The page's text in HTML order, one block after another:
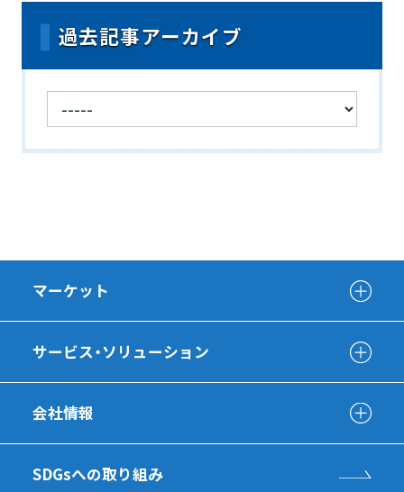
過去記事アーカイブ
マーケット
サービス・ソリューション
会社情報
SDGsへの取り組み